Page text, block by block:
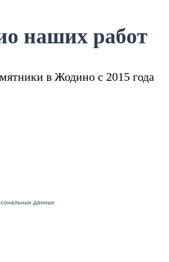
данных
наших работ
в Жодино с 2015 года